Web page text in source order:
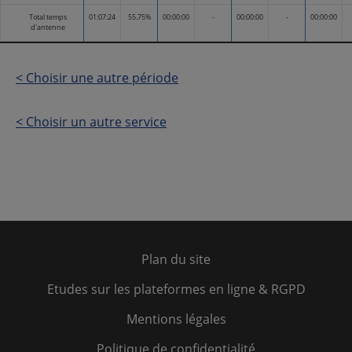
Total temps
d'antenne
01:07:24 55.75% 00:00:00 - 00:00:00 - 00:00:00
< Choisir une autre période
< Choisir un autre service
Plan du site
Etudes sur les plateformes en ligne & RGPD
Mentions légales